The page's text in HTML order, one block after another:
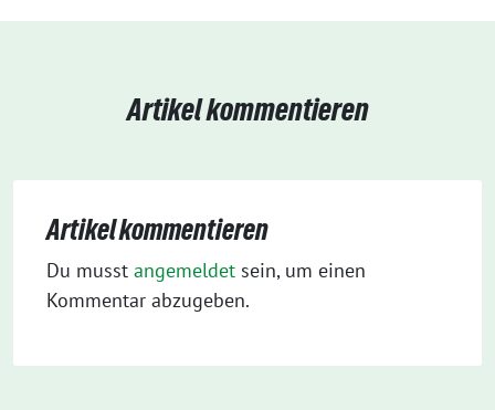
Artikel kommentieren
Artikel kommentieren
Du musst angemeldet sein, um einen
Kommentar abzugeben.